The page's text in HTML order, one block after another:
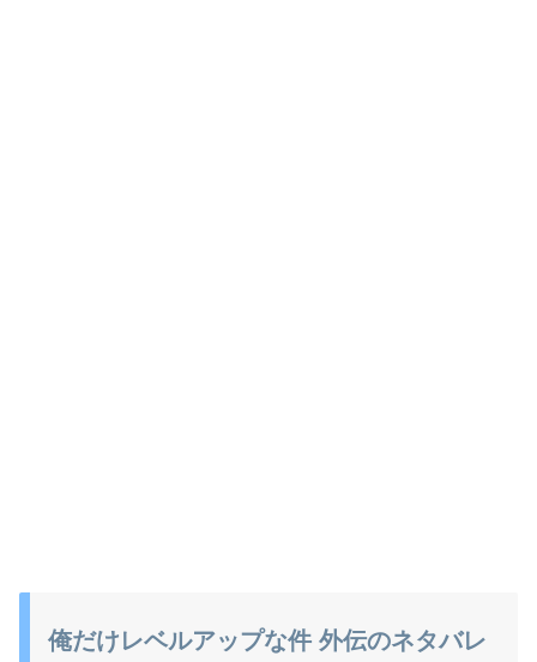
俺だけレベルアップな件 外伝のネタバレ